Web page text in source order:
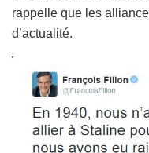
rappelle que les
d’actualité.